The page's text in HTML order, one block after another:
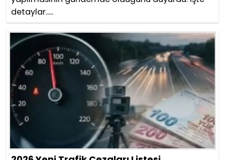
detaylar.....